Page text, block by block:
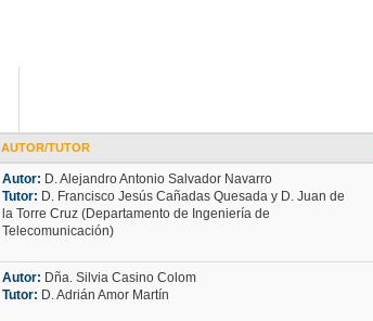
AUTOR/TUTOR
Autor: D. Alejandro Antonio Salvador Navarro
Tutor: D. Francisco Jesús Cañadas Quesada y D. Juan de
la Torre Cruz (Departamento de Ingeniería de
Telecomunicación)
Autor: Dña. Silvia Casino Colom
Tutor: D. Adrián Amor Martín